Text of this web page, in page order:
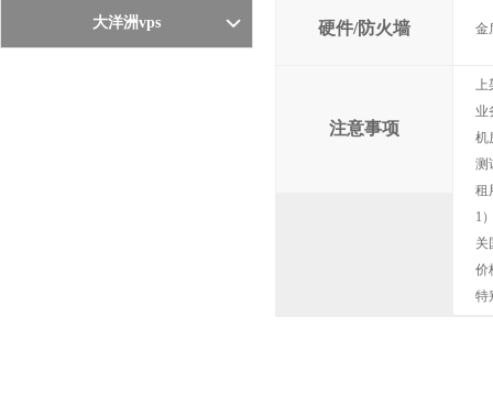
大洋洲vps 硬件/防火墙 金
注意事项
上
业
机
测
租
1
关
价
特